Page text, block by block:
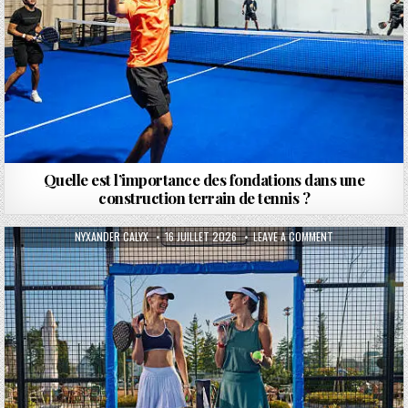
Quelle est l’importance des fondations dans une
construction terrain de tennis ?
AUTHOR:
NYXANDER CALYX PUBLISHED DATE:
16 JUILLET 2026 LEAVE A COMMENTON COMBIEN DE